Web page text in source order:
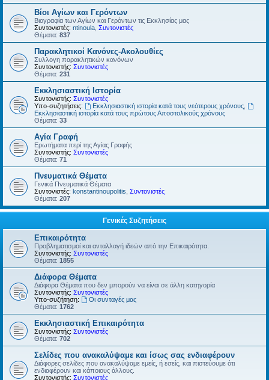
Βίοι Αγίων και Γερόντων
Βιογραφία των Αγίων και Γερόντων τις Εκκλησίας μας
Συντονιστές: ntinoula Συντονιστές
Θέματα: 837
Παρακλητικοί Κανόνες-Ακολουθίες
Συλλογη παρακλητικών κανόνων
Συντονιστής: Συντονιστές
Θέματα: 231
Εκκλησιαστική Ιστορία
Συντονιστής: Συντονιστές
Υπο-συζητήσεις:
Εκκλησιαστική ιστορία κατά τους νεότερους χρόνους,
Εκκλησιαστική ιστορία κατά τους πρώτους Αποστολικούς χρόνους
Θέματα: 33
Αγία Γραφή
Ερωτήματα περί της Αγίας Γραφής
Συντονιστής: Συντονιστές
Θέματα: 71
Πνευματικά Θέματα
Γενικά Πνευματικά Θέματα
Συντονιστές: konstantinoupolitis Συντονιστές
Θέματα: 207
Γενικές Συζητήσεις
Επικαιρότητα
Προβληματισμοί και ανταλλαγή ιδεών από την Επικαιρότητα.
Συντονιστής: Συντονιστές
Θέματα: 1855
Διάφορα Θέματα
Διάφορα Θέματα που δεν μπορούν να είναι σε άλλη κατηγορία
Συντονιστής: Συντονιστές
Υπο-συζήτηση:
Οι συνταγές μας
Θέματα: 1762
Εκκλησιαστική Επικαιρότητα
Συντονιστής: Συντονιστές
Θέματα: 702
Σελίδες που ανακαλύψαμε και ίσως σας ενδιαφέρουν
Διάφορες σελίδες που ανακαλύψαμε εμείς, ή εσείς, και πιστεύουμε ότι
ενδιαφέρουν και κάποιους άλλους.
Συντονιστής: Συντονιστές